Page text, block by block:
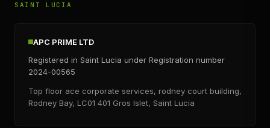
SAINT LUCIA
APC PRIME LTD
Registered in Saint Lucia under Registration number
2024-00565
Top floor ace corporate services, rodney court building,
Rodney Bay, LC01 401 Gros Islet, Saint Lucia